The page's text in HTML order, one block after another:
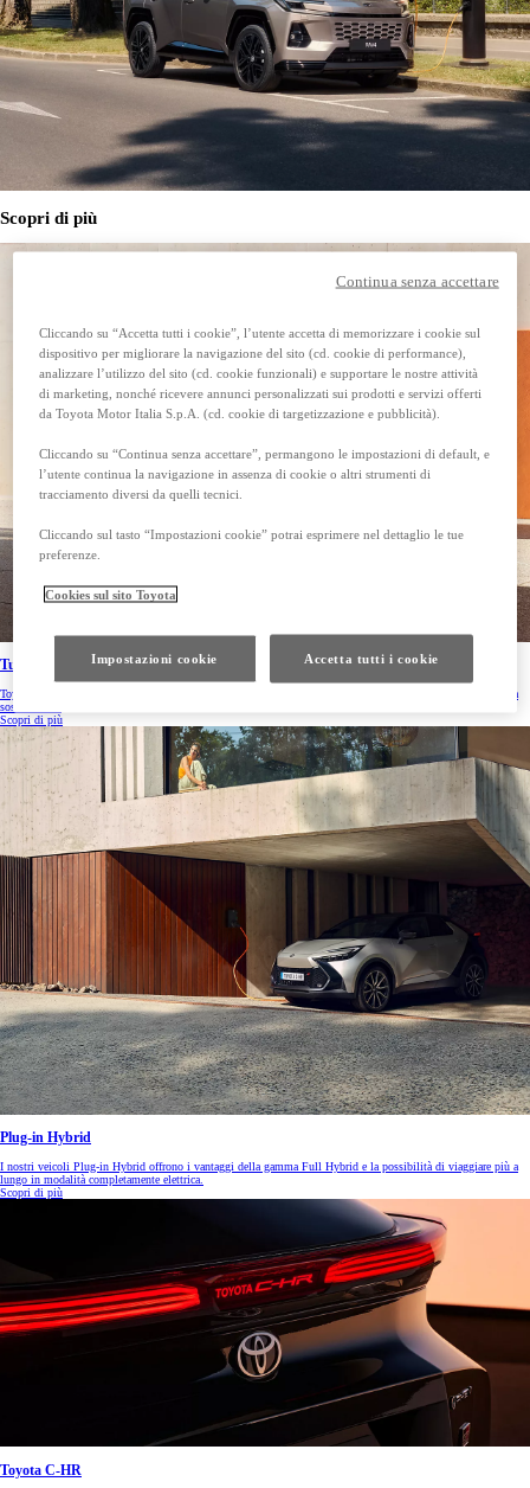
Scopri di più
Tutto sull'ibrido
Toyota Full Hybrid: Scopri i principali motivi che rendono le auto ibride Toyota la scelta inevitabile verso la
sostenibilità.
Scopri di più
Plug-in Hybrid
I nostri veicoli Plug-in Hybrid offrono i vantaggi della gamma Full Hybrid e la possibilità di viaggiare più a
lungo in modalità completamente elettrica.
Scopri di più
Toyota C-HR
Cliccando su “Accetta tutti i cookie”, l’utente accetta di memorizzare i cookie sul
dispositivo per migliorare la navigazione del sito (cd. cookie di performance),
analizzare l’utilizzo del sito (cd. cookie funzionali) e supportare le nostre attività
di marketing, nonché ricevere annunci personalizzati sui prodotti e servizi offerti
da Toyota Motor Italia S.p.A. (cd. cookie di targetizzazione e pubblicità).
Cliccando su “Continua senza accettare”, permangono le impostazioni di default, e
l’utente continua la navigazione in assenza di cookie o altri strumenti di
tracciamento diversi da quelli tecnici.
Cliccando sul tasto “Impostazioni cookie” potrai esprimere nel dettaglio le tue
preferenze.
Cookies sul sito Toyota
Impostazioni cookie Accetta tutti i cookie
Continua senza accettare